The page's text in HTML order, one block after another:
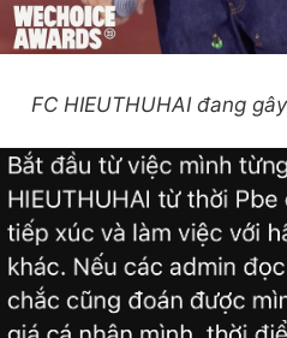
FC HIEUTHUHAI đang